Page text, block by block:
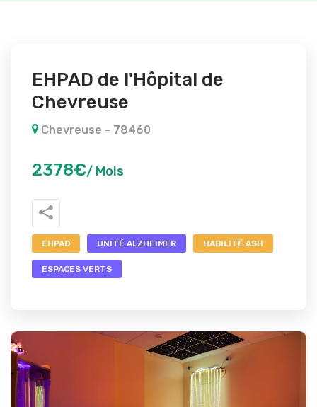
EHPAD de l'Hôpital de
Chevreuse
Chevreuse - 78460
2378€/ Mois
EHPAD UNITÉ ALZHEIMER HABILITÉ ASH
ESPACES VERTS